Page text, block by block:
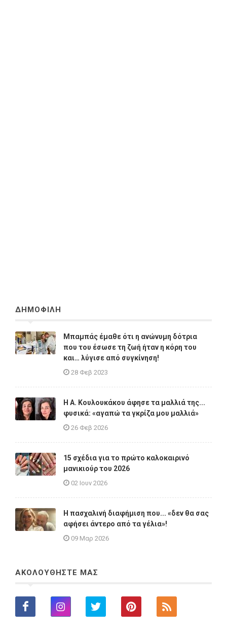
ΔΗΜΟΦΙΛΗ
Μπαμπάς έμαθε ότι η ανώνυμη δότρια
που του έσωσε τη ζωή ήταν η κόρη του
και… λύγισε από συγκίνηση!
28 Φεβ 2023
Η A. Κουλουκάκου άφησε τα μαλλιά της...
φυσικά: «αγαπώ τα γκρίζα μου μαλλιά»
26 Φεβ 2026
15 σχέδια για το πρώτο καλοκαιρινό
μανικιούρ του 2026
02 Ιουν 2026
Η πασχαλινή διαφήμιση που... «δεν θα σας
αφήσει άντερο από τα γέλια»!
09 Μαρ 2026
ΑΚΟΛΟΥΘΗΣΤΕ ΜΑΣ